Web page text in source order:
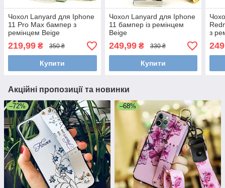
Чохол Lanyard для Iphone
11 Pro Max бампер з
ремінцем Beige
219,99 ₴ 350 ₴
Купити
Чохол Lanyard для Iphone
11 бампер із ремінцем
Beige
249,99₴ 330 ₴
Купити
з
Акційні пропозиції та новинки
–72% –68%